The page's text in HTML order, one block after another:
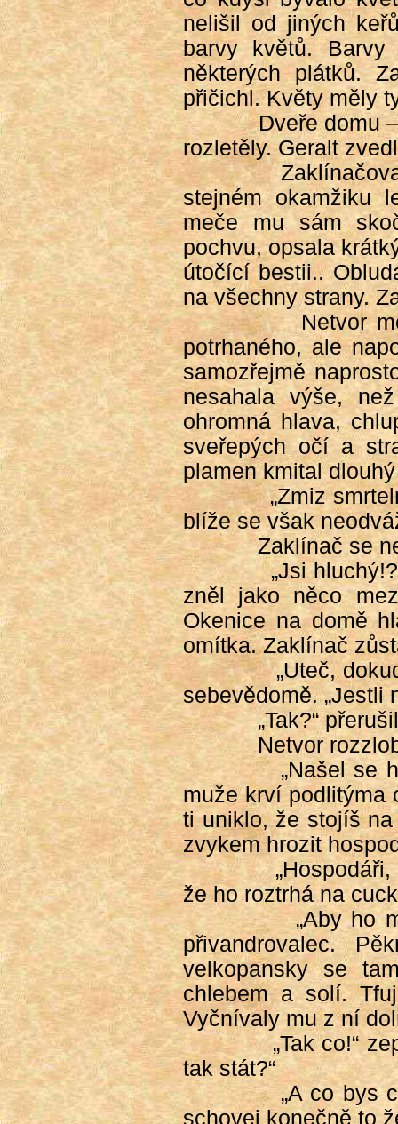
nelišil od jiných
barvy květů.
některých plátků.
přičichl. Květy měly
Dveře domu
rozletěly. Geralt
stejném okamžiku
meče mu sám
pochvu, opsala
útočící bestii..
na všechny strany.
Netvor
potrhaného, ale
samozřejmě
nesahala výše,
ohromná hlava,
sveřepých očí a
plamen kmital
„Zmiz
blíže se však
Zaklínač se
„Jsi
zněl jako něco
Okenice na domě
omítka. Zaklínač
„Uteč,
sebevědomě. „Jestli
„Tak?“
Netvor
„Našel se
muže krví podlitýma
ti uniklo, že stojíš
zvykem hrozit
že ho roztrhá na
„Aby ho
přivandrovalec.
velkopansky se
chlebem a solí.
Vyčnívaly mu z ní
„Tak co!“
tak stát?“
„A co bys
schovej konečně to